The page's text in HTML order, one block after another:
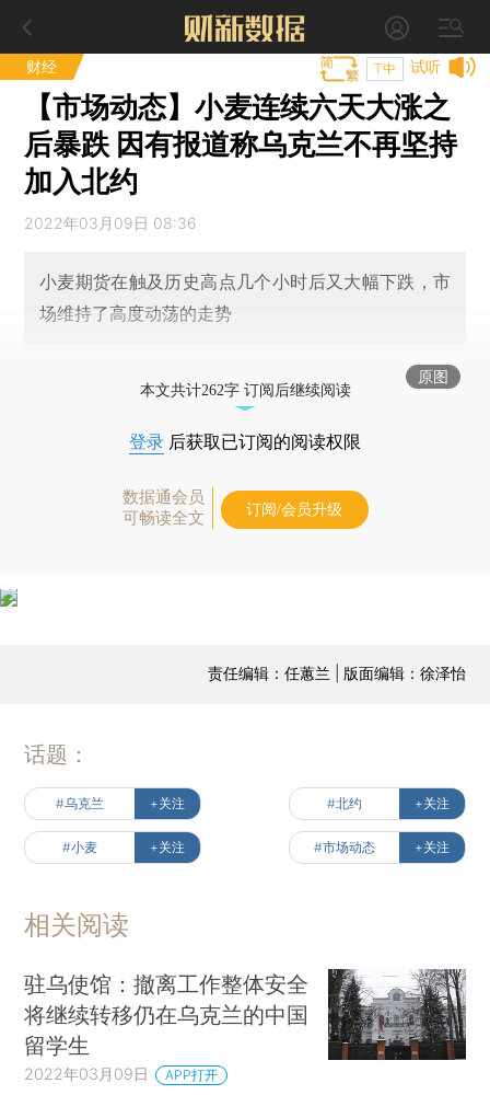
财经 试听
T中
【市场动态】小麦连续六天大涨之
后暴跌 因有报道称乌克兰不再坚持
加入北约
2022年03月09日 08:36
小麦期货在触及历史高点几个小时后又大幅下跌，市
场维持了高度动荡的走势
原图
本文共计262字 订阅后继续阅读
登录 后获取已订阅的阅读权限
数据通会员
可畅读全文
订阅/会员升级
责任编辑：任蕙兰 | 版面编辑：徐泽怡
话题：
#乌克兰 +关注 #北约 +关注
#小麦 +关注 #市场动态 +关注
相关阅读
驻乌使馆：撤离工作整体安全
将继续转移仍在乌克兰的中国
留学生
2022年03月09日 APP打开